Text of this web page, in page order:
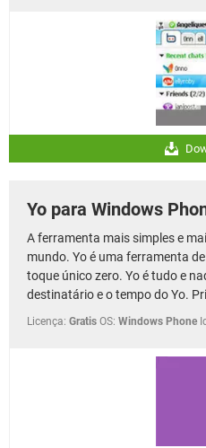
Yo para Windows
A ferramenta mais simples e
mundo. Yo é uma ferramenta
toque único zero. Yo é tudo e
destinatário e o tempo do Yo.
Licença: Gratis OS: Windows Phone